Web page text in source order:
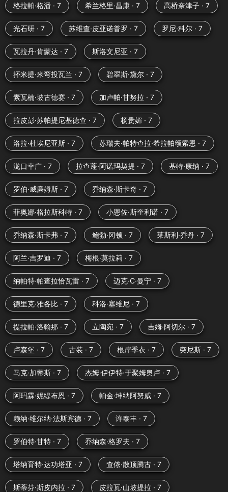
格拉帕·格潘 · 7 希兰格里·昌康 · 7 高桥奈津子 · 7
光石研 · 7 苏维查·皮亚诺普罗 · 7 罗尼·科尔 · 7
瓦拉丹·肯蒙达 · 7 斯洛文尼亚 · 7
抔米提·米弯投瓦兰 · 7 碧翠斯·黛尔 · 7
素瓦楠·坡古德赛 · 7 加卢帕·甘努拉 · 7
拉皮彭·苏帕提尼基德查 · 7 杨贵媚 · 7
洛拉·杜埃尼亚斯 · 7 苏瑞夫·帕特查拉·希拉帕颂索恩 · 7
泷口幸广 · 7 拉查蓬·阿诺玛契提 · 7 基特·康纳 · 7
罗伯·威廉姆斯 · 7 乔纳森·斯卡奇 · 7
菲奥娜·格拉斯科特 · 7 小恩佐·斯奎利诺 · 7
乔纳森·斯卡弗 · 7 鲍勃·冈顿 · 7 莱斯利·乔丹 · 7
阿兰·吉罗迪 · 7 梅根·莫拉莉 · 7
纳帕特·帕查拉恰瓦雷 · 7 迈克·C·曼宁 · 7
德里克·雅各比 · 7 科洛·塞维尼 · 7
提拉帕·洛翰那 · 7 立陶宛 · 7 吉姆·阿切尔 · 7
卢森堡 · 7 古装 · 7 根岸季衣 · 7 突尼斯 · 7
马克·加蒂斯 · 7 杰姆·伊伊特·于聚姆奥卢 · 7
阿玛霖·妮缇布恩 · 7 帕金·坤纳阿努威 · 7
赖纳·维尔纳·法斯宾德 · 7 许泰丰 · 7
罗伯特·甘特 · 7 乔纳森·格罗夫 · 7
塔纳育特·达功塔亚 · 7 查侬·散顶腾古 · 7
斯蒂芬·斯皮内拉 · 7 皮拉瓦·山坡提拉 · 7